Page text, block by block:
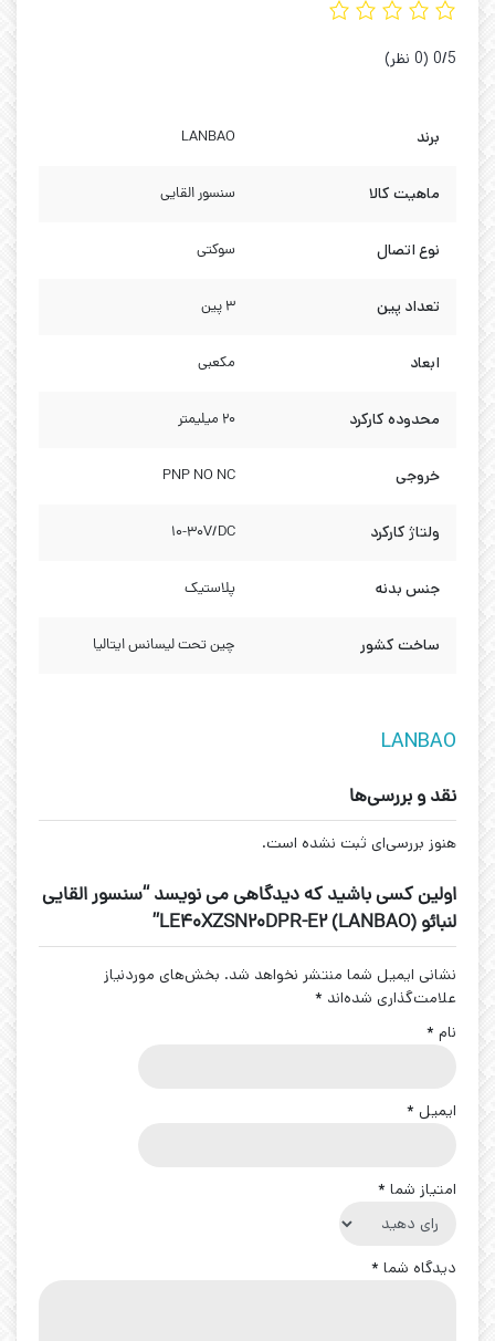
‫0/5 ‫(0 نظر)
برند LANBAO
ماهیت کالا سنسور القایی
نوع اتصال سوکتی
تعداد پین 3 پین
ابعاد مکعبی
محدوده کارکرد 20 میلیمتر
خروجی PNP NO NC
ولتاژ کارکرد 10-30V/DC
جنس بدنه پلاستیک
ساخت کشور چین تحت لیسانس ایتالیا
LANBAO
نقد و بررسی‌ها
هنوز بررسی‌ای ثبت نشده است.
اولین کسی باشید که دیدگاهی می نویسد “سنسور القایی
لنبائو (LANBAO) LE40XZSN20DPR-E2”
نشانی ایمیل شما منتشر نخواهد شد. بخش‌های موردنیاز
علامت‌گذاری شده‌اند *
نام *
ایمیل *
امتیاز شما *
دیدگاه شما *